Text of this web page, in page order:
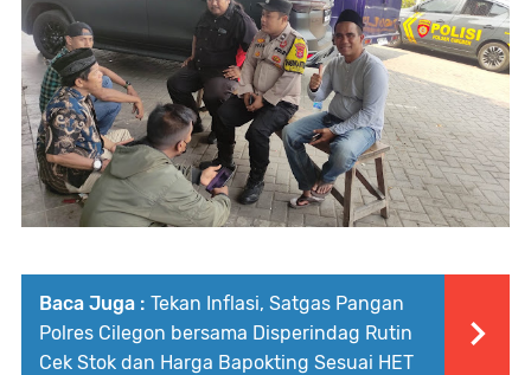
Baca Juga : Tekan Inflasi, Satgas Pangan
Polres Cilegon bersama Disperindag Rutin
Cek Stok dan Harga Bapokting Sesuai HET